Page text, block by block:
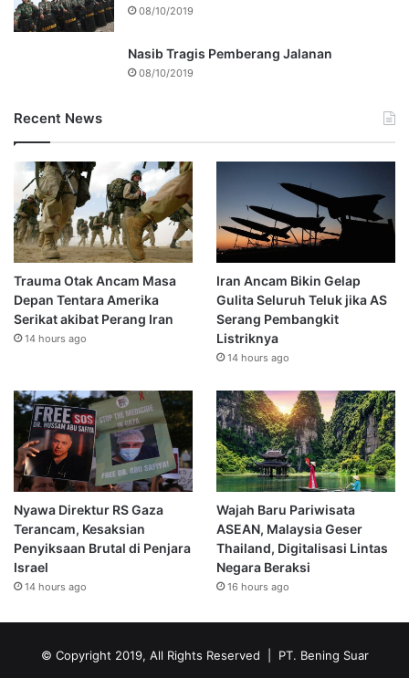
08/10/2019
Nasib Tragis Pemberang Jalanan
08/10/2019
Recent News
Trauma Otak Ancam Masa
Depan Tentara Amerika
Serikat akibat Perang Iran
14 hours ago
Iran Ancam Bikin Gelap
Gulita Seluruh Teluk jika AS
Serang Pembangkit
Listriknya
14 hours ago
Nyawa Direktur RS Gaza
Terancam, Kesaksian
Penyiksaan Brutal di Penjara
Israel
14 hours ago
Wajah Baru Pariwisata
ASEAN, Malaysia Geser
Thailand, Digitalisasi Lintas
Negara Beraksi
16 hours ago
© Copyright 2019, All Rights Reserved | PT. Bening Suar